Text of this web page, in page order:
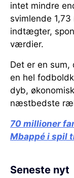
intet mindre
svimlende
indtægter,
værdier.
Det er en sum,
en hel
dyb,
næstbedste
70 millioner
Mbappé i spil
Seneste nyt